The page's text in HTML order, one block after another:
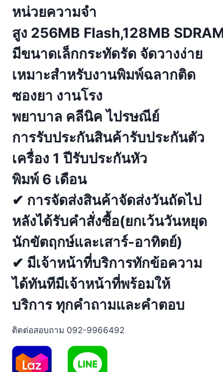
หน่วยความจำ
สูง 256MB Flash,128MB
มีขนาดเล็กกระทัดรัด จัดวางง่าย
เหมาะสำหรับงานพิมพ์ฉลากติด
ซองยา งานโรง
พยาบาล คลีนิค ไปรษณีย์
การรับประกันสินค้ารับประกันตัว
เครื่อง 1 ปีรับประกันหัว
พิมพ์ 6 เดือน
✔ การจัดส่งสินค้าจัดส่งวันถัดไป
หลังได้รับคำสั่งซื้อ(ยกเว้นวันหยุด
นักขัตฤกษ์และเสาร์-อาทิตย์)
✔ มีเจ้าหน้าที่บริการทักข้อความ
ได้ทันทีมีเจ้าหน้าที่พร้อมให้
บริการ ทุกคำถามและคำตอบ
ติดต่อสอบถาม 092-9966492